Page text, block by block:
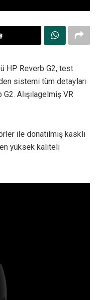
HP Reverb G2, test
sistemi tüm detayları
Alışılagelmiş VR
ile donatılmış kasklı
yüksek kaliteli